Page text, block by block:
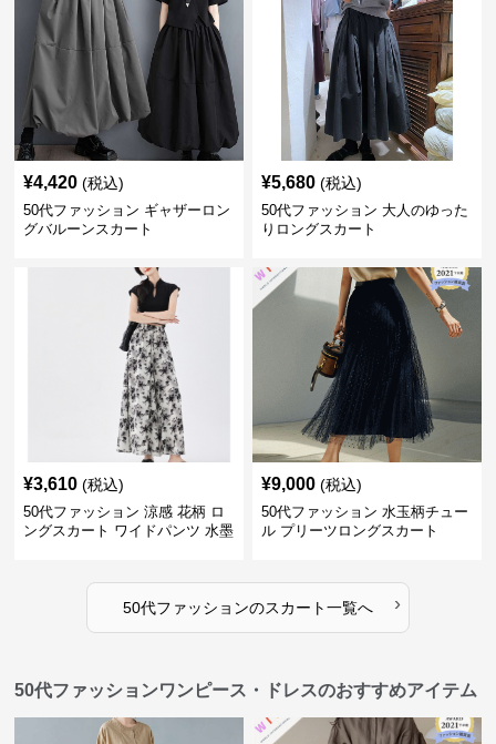
¥4,420 (税込)
50代ファッション ギャザーロン
グバルーンスカート
¥5,680 (税込)
50代ファッション 大人のゆった
りロングスカート
¥3,610 (税込)
50代ファッション 涼感 花柄 ロ
ングスカート ワイドパンツ 水墨
¥9,000 (税込)
50代ファッション 水玉柄チュー
ル プリーツロングスカート
50代ファッションのスカート一覧へ ›
50代ファッションワンピース・ドレスのおすすめアイテム